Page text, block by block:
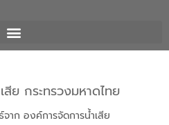
ย กระทรวงมหาดไทย
าก องค์การจัดการน้ำเสีย